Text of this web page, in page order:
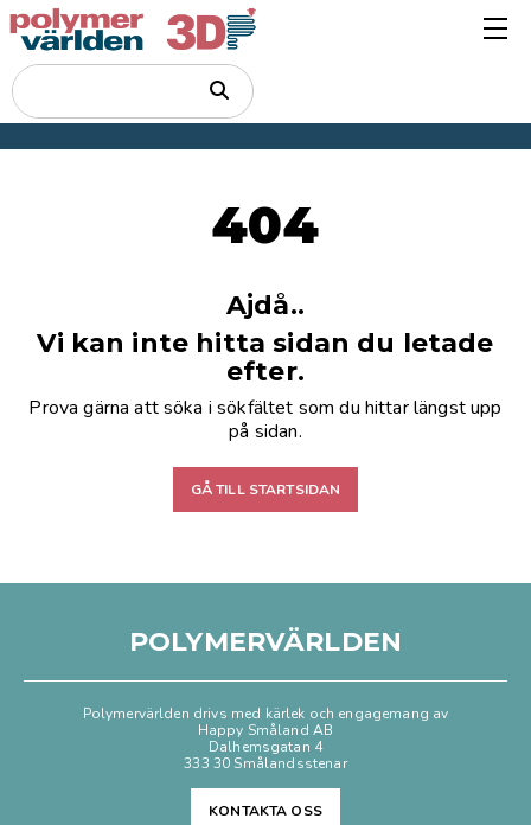
404
Ajdå..
Vi kan inte hitta sidan du letade
efter.
Prova gärna att söka i sökfältet som du hittar längst upp
på sidan.
GÅ TILL STARTSIDAN
POLYMERVÄRLDEN
Polymervärlden drivs med kärlek och engagemang av
Happy Småland AB
Dalhemsgatan 4
333 30 Smålandsstenar
KONTAKTA OSS